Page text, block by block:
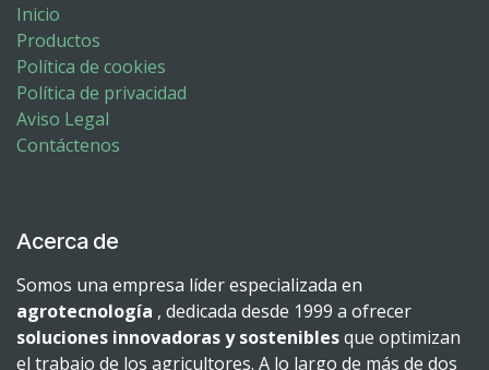
Inicio
Productos
Política de cookies
Política de privacidad
Aviso Legal
Contáctenos
Acerca de
Somos una empresa líder especializada en
agrotecnología , dedicada desde 1999 a ofrecer
soluciones innovadoras y sosteniblesque optimizan
el trabajo de los agricultores. A lo largo de más de dos